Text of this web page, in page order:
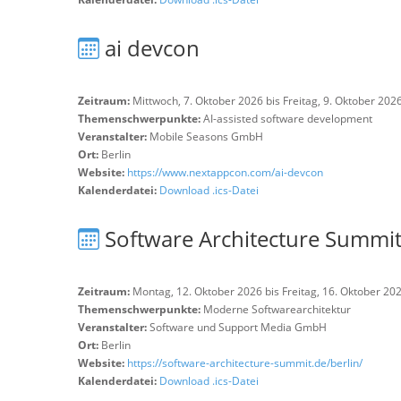
ai devcon
Zeitraum: Mittwoch, 7. Oktober 2026 bis Freitag, 9. Oktober
Themenschwerpunkte:AI-assisted software development
Veranstalter: Mobile Seasons GmbH
Ort: Berlin
Website: https://www.nextappcon.com/ai-devcon
Kalenderdatei: Download .ics-Datei
Software Architecture Summit
Zeitraum: Montag, 12. Oktober 2026 bis Freitag, 16. Oktober
Themenschwerpunkte: Moderne Softwarearchitektur
Veranstalter:Software und Support Media GmbH
Ort: Berlin
Website: https://software-architecture-summit.de/berlin/
Kalenderdatei: Download .ics-Datei